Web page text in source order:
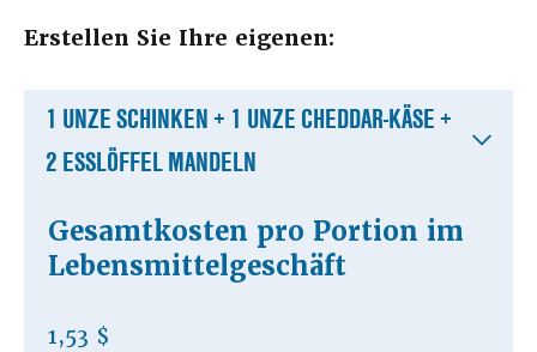
Erstellen Sie Ihre eigenen:
1 UNZE SCHINKEN + 1 UNZE CHEDDAR-KÄSE +
2 ESSLÖFFEL MANDELN
Gesamtkosten pro Portion im
Lebensmittelgeschäft
1,53 $